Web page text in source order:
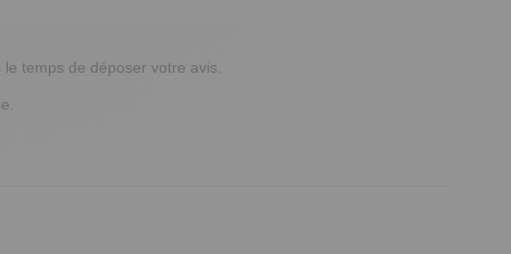
temps de déposer votre avis.